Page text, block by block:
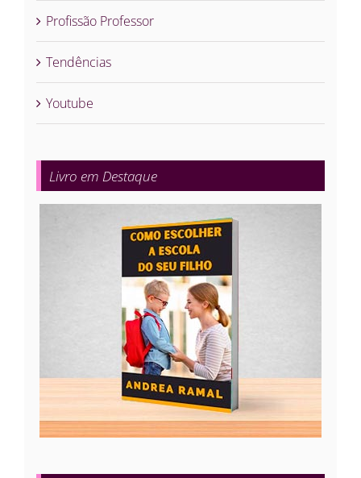
Profissão Professor
Tendências
Youtube
Livro em Destaque